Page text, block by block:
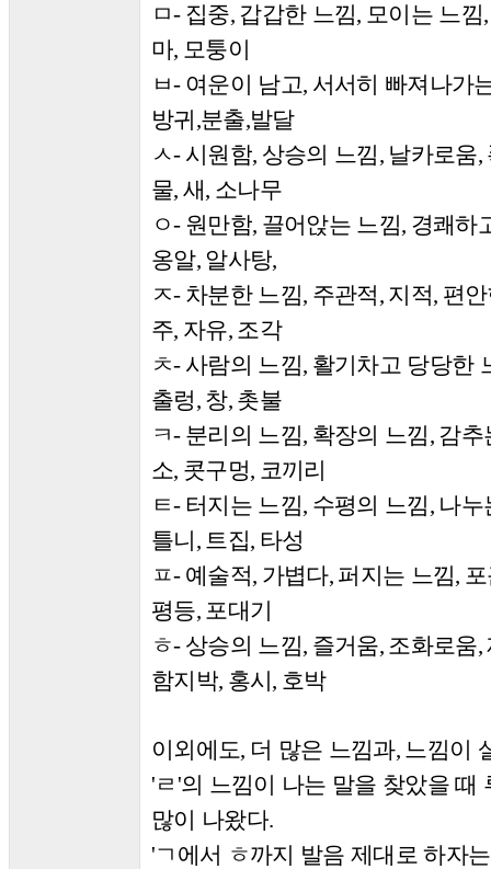
ㅁ- 집중, 갑갑한 느낌, 모이는 느낌
마, 모퉁이
ㅂ- 여운이 남고, 서서히 빠져나가
방귀,분출,발달
ㅅ- 시원함, 상승의 느낌, 날카로움,
물,새, 소나무
ㅇ- 원만함, 끌어앉는 느낌, 경쾌하
옹알, 알사탕,
ㅈ- 차분한 느낌, 주관적, 지적, 편
주, 자유, 조각
ㅊ- 사람의 느낌, 활기차고 당당한
출렁, 창, 촛불
ㅋ- 분리의 느낌, 확장의 느낌, 감추
소, 콧구멍, 코끼리
ㅌ- 터지는 느낌, 수평의 느낌, 나누
틀니, 트집, 타성
ㅍ- 예술적, 가볍다, 퍼지는 느낌,
평등, 포대기
ㅎ- 상승의 느낌, 즐거움, 조화로움,
함지박, 홍시, 호박
이외에도, 더 많은 느낌과, 느낌이
'ㄹ '의 느낌이 나는 말을 찾았을 때
많이 나왔다.
'ㄱ 에서 ㅎ까지 발음 제대로 하자